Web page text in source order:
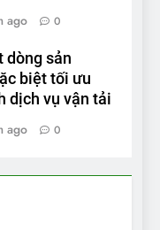
ago 0
dòng sản
biệt tối ưu
dịch vụ vận tải
ago 0